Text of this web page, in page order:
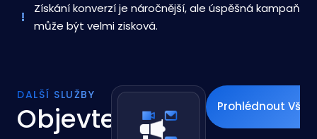
Získání konverzí je náročnější, ale úspěšná kampaň
může být velmi zisková.
DALŠÍ SLUŽBY
Objevte
Prohlédnout